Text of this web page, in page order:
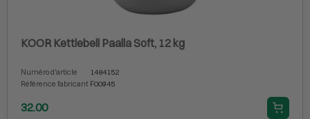
KOOR Kettlebell Paalla Soft, 12 kg
Numéro d'article
1484152
Référence fabricant F00945
32.00